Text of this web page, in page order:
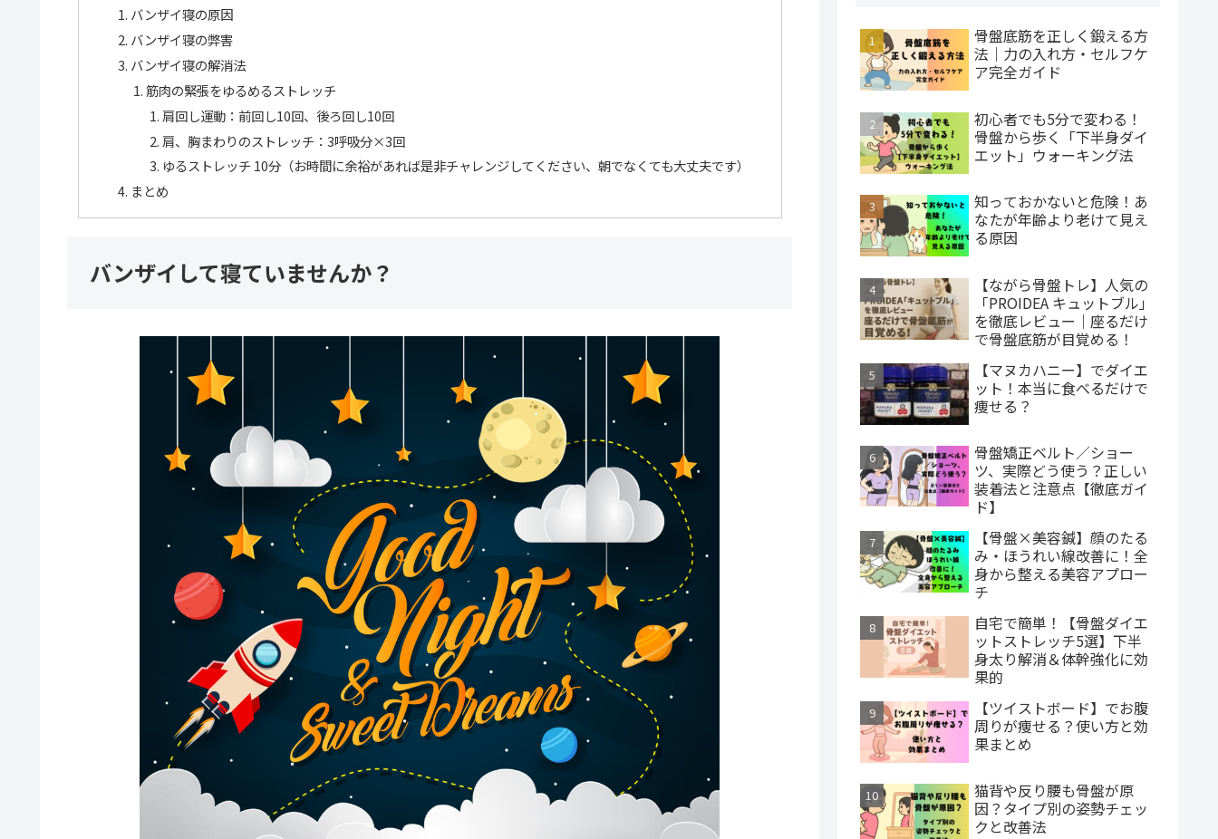
バンザイ寝の原因
バンザイ寝の弊害
バンザイ寝の解消法
筋肉の緊張をゆるめるストレッチ
肩回し運動：前回し10回、後ろ回し10回
肩、胸まわりのストレッチ：3呼吸分×3回
ゆるストレッチ 10分（お時間に余裕があれば是非チャレンジしてください、朝でなくても大丈夫です）
まとめ
バンザイして寝ていませんか？
骨盤底筋を正しく鍛える方
法｜力の入れ方・セルフケ
ア完全ガイド
初心者でも5分で変わる！
骨盤から歩く「下半身ダイ
エット」ウォーキング法
知っておかないと危険！あ
なたが年齢より老けて見え
る原因
【ながら骨盤トレ】人気の
「PROIDEA キュットブル」
を徹底レビュー｜座るだけ
で骨盤底筋が目覚める！
【マヌカハニー】でダイエ
ット！本当に食べるだけで
痩せる？
骨盤矯正ベルト／ショー
ツ、実際どう使う？正しい
装着法と注意点【徹底ガイ
ド】
【骨盤×美容鍼】顔のたる
み・ほうれい線改善に！全
身から整える美容アプロー
チ
自宅で簡単！【骨盤ダイエ
ットストレッチ5選】下半
身太り解消＆体幹強化に効
果的
【ツイストボード】でお腹
周りが痩せる？使い方と効
果まとめ
猫背や反り腰も骨盤が原
因？タイプ別の姿勢チェッ
クと改善法